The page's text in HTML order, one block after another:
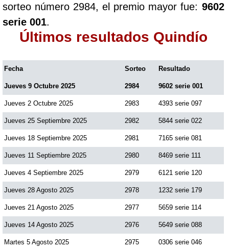
sorteo número 2984, el premio mayor fue: 9602
serie 001.
Últimos resultados Quindío
Fecha Sorteo Resultado
Jueves 9 Octubre 2025 2984 9602 serie 001
Jueves 2 Octubre 2025 2983 4393 serie 097
Jueves 25 Septiembre 2025 2982 5844 serie 022
Jueves 18 Septiembre 2025 2981 7165 serie 081
Jueves 11 Septiembre 2025 2980 8469 serie 111
Jueves 4 Septiembre 2025 2979 6121 serie 120
Jueves 28 Agosto 2025 2978 1232 serie 179
Jueves 21 Agosto 2025 2977 5659 serie 114
Jueves 14 Agosto 2025 2976 5649 serie 088
Martes 5 Agosto 2025 2975 0306 serie 046